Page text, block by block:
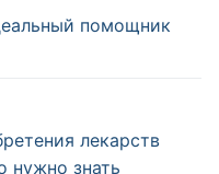
помощник
лекарств
нужно знать